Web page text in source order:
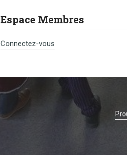
Espace Membres
Connectez-vous